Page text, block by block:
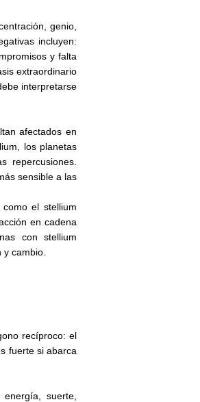
genio,
incluyen:
y falta
extraordinario
interpretarse
afectados en
los planetas
repercusiones.
sensible a las
el stellium
en cadena
con stellium
cambio.
recíproco: el
fuerte si abarca
suerte,